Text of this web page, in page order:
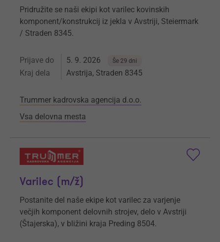
Pridružite se naši ekipi kot varilec kovinskih
komponent/konstrukcij iz jekla v Avstriji, Steiermark
/ Straden 8345.
Prijave do 5. 9. 2026 Še 29 dni
Kraj dela Avstrija, Straden 8345
Trummer kadrovska agencija d.o.o.
Vsa delovna mesta
Varilec (m/ž)
Postanite del naše ekipe kot varilec za varjenje
večjih komponent delovnih strojev, delo v Avstriji
(Štajerska), v bližini kraja Preding 8504.